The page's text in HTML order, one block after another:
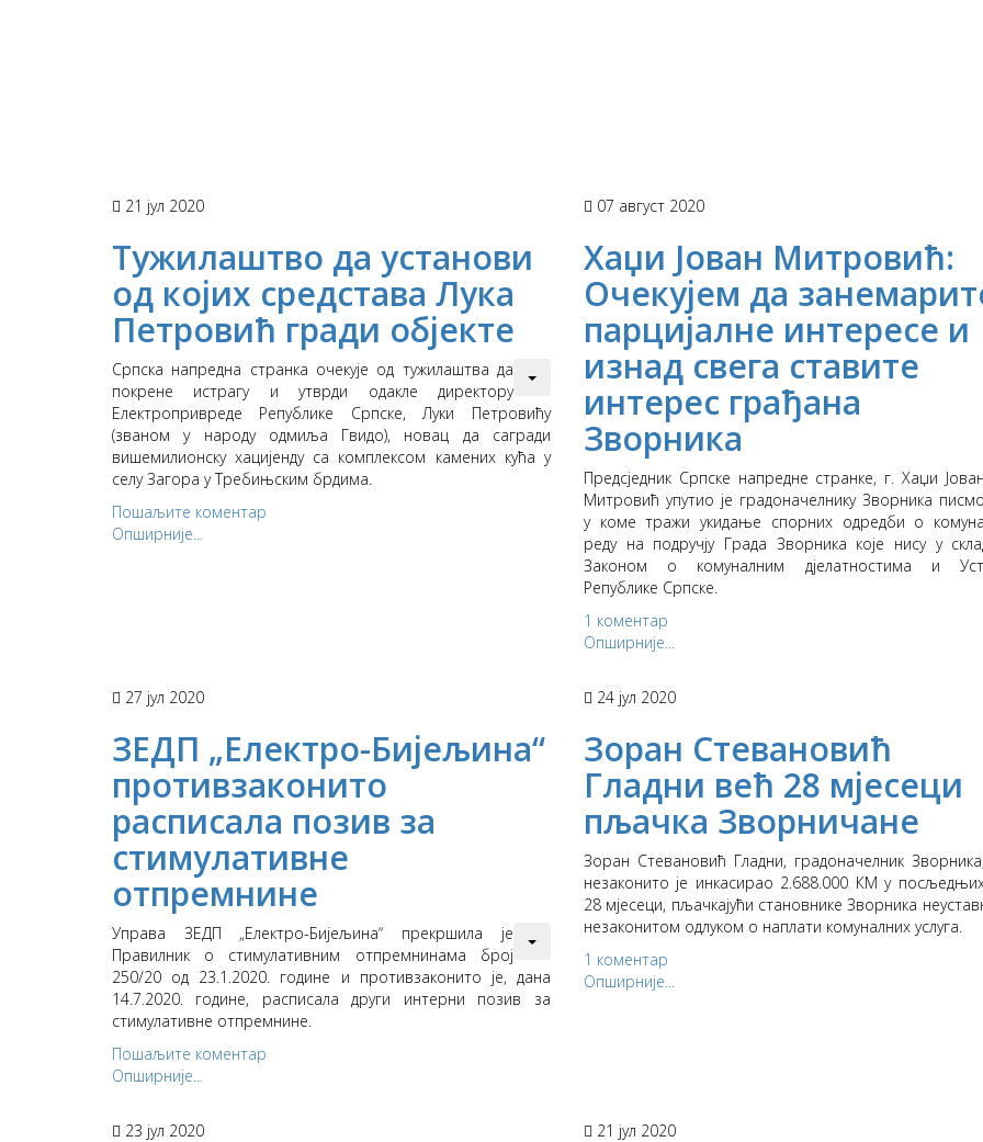
21 јул 2020
Тужилаштво да установи
од којих средстава Лука
Петровић гради објекте
Српска напредна странка очекује од тужилаштва да
покрене истрагу и утврди одакле директору
Електропривреде Републике Српске, Луки Петровићу
(званом у народу одмиља Гвидо), новац да сагради
вишемилионску хацијенду са комплексом камених кућа у
селу Загора у Требињским брдима.
Пошаљите коментар
Опширније...
07 август 2020
Хаџи Јован Митровић:
Очекујем да
парцијалне интересе и
изнад свега ставите
интерес грађана
Зворника
Предсједник Српске напредне странке, г. Хаџи Јован
Митровић упутио је градоначелнику Зворника писмо
у коме тражи укидање спорних одредби о
реду на подручју Града Зворника које нису у
Законом о комуналним дјелатностима и
Републике Српске.
1 коментар
Опширније...
27 јул 2020
ЗЕДП „Електро-Бијељина“
противзаконито
расписала позив за
стимулативне
отпремнине
Управа ЗЕДП „Електро-Бијељина“ прекршила је
Правилник о стимулативним отпремнинама број
250/20 од 23.1.2020. године и противзаконито је, дана
14.7.2020. године, расписала други интерни позив за
стимулативне отпремнине.
Пошаљите коментар
Опширније...
24 јул 2020
Зоран Стевановић
Гладни већ 28 мјесеци
пљачка Зворничане
Зоран Стевановић Гладни, градоначелник Зворника,
незаконито је инкасирао 2.688.000 КМ у
28 мјесеци, пљачкајући становнике Зворника
незаконитом одлуком о наплати комуналних услуга.
1 коментар
Опширније...
23 јул 2020 21 јул 2020